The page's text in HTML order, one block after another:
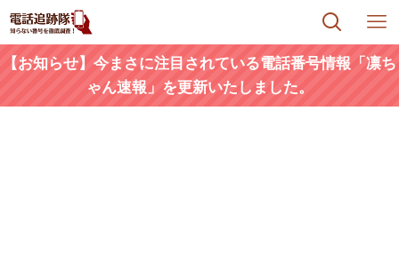
【お知らせ】今まさに注目されている電話番号情報「凛ち
ゃん速報」を更新いたしました。